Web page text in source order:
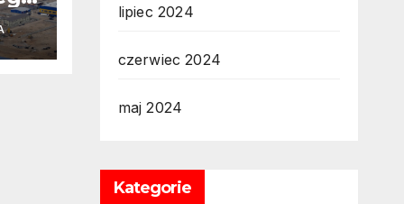
1.
lipiec 2024
czerwiec 2024
maj 2024
Kategorie